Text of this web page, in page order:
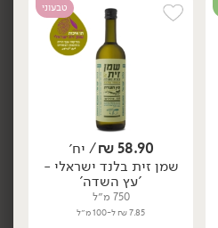
יח׳
58.90
₪ / יח׳
שמן זית פיקואל - 'עץ
השדה'
750 מ״ל
7.85 ₪ ל-100 מ״ל
הוספה לסל
טבעוני
58.90
₪/ יח׳
שמן זית בלנד ישראלי -
'עץ השדה'
750 מ״ל
7.85 ₪ ל-100 מ״ל